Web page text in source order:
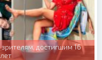
зрителям, достигшим 16
лет